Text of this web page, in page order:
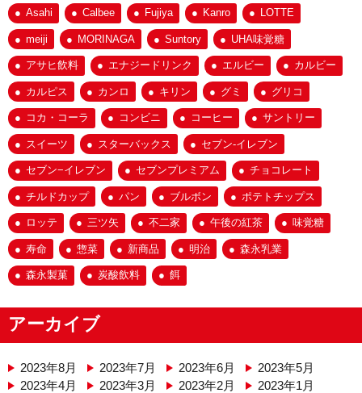
Asahi Calbee Fujiya Kanro LOTTE
meiji MORINAGA Suntory UHA味覚糖
アサヒ飲料 エナジードリンク エルビー カルビー
カルピス カンロ キリン グミ グリコ
コカ・コーラ コンビニ コーヒー サントリー
スイーツ スターバックス セブン-イレブン
セブン−イレブン セブンプレミアム チョコレート
チルドカップ パン ブルボン ポテトチップス
ロッテ 三ツ矢 不二家 午後の紅茶 味覚糖
寿命 惣菜 新商品 明治 森永乳業
森永製菓 炭酸飲料 餌
アーカイブ
2023年8月 2023年7月 2023年6月
2023年5月
2023年4月
2023年3月 2023年2月
2023年1月